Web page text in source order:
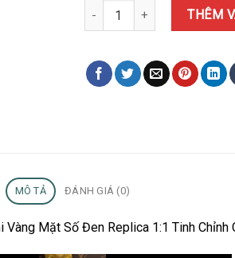
Đồng hồ Rolex Daytona
THÊM
MÔ TẢ ĐÁNH GIÁ (0)
Mặt Số Đen Replica 1:1 Tinh Chỉnh